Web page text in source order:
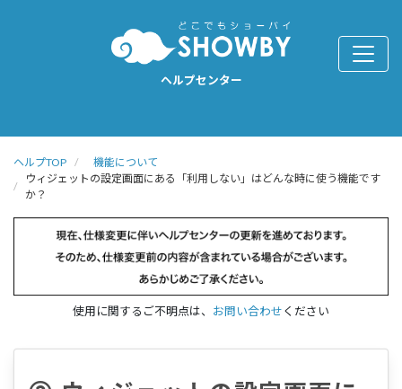
ヘルプセンター
ヘルプTOP
機能について
ウィジェットの設定画面にある「利用しない」はどんな時に使う機能です
か？
使用に関するご不明点は、 お問い合わせください